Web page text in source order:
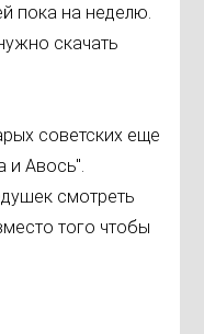
пока на неделю.
скачать
советских еще
и Авось".
смотреть
того чтобы